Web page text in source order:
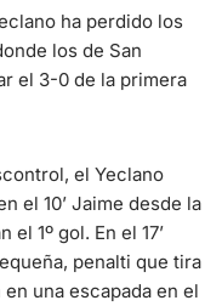
ha perdido los
los de San
el 3-0 de la primera
el Yeclano
el 10’ Jaime desde la
1º gol. En el 17’
penalti que tira
en una escapada en el